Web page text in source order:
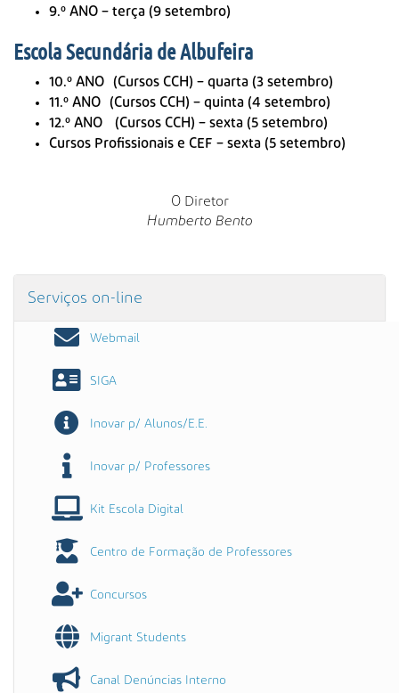
9.º ANO – terça (9 setembro)
Escola Secundária de Albufeira
10.º ANO (Cursos CCH) – quarta (3 setembro)
11.º ANO (Cursos CCH) – quinta (4 setembro)
12.º ANO (Cursos CCH) – sexta (5 setembro)
Cursos Profissionais e CEF – sexta (5 setembro)
O Diretor
Humberto Bento
Serviços on-line
Webmail
SIGA
Inovar p/ Alunos/E.E.
Inovar p/ Professores
Kit Escola Digital
Centro de Formação de Professores
Concursos
Migrant Students
Canal Denúncias Interno